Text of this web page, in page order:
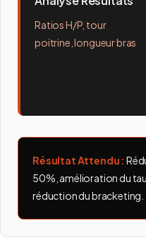
Ratios H/P, tour
poitrine, longueur bras
Résultat Attendu :
50%, amélioration du
réduction du bracketing.